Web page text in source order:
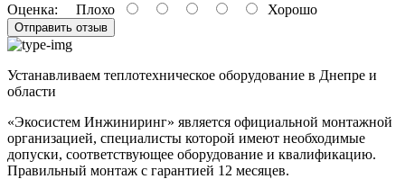
Оценка: Плохо Хорошо
Отправить отзыв
Устанавливаем теплотехническое оборудование в Днепре и
области
«Экосистем Инжиниринг» является официальной монтажной
организацией, специалисты которой имеют необходимые
допуски, соответствующее оборудование и квалификацию.
Правильный монтаж с гарантией 12 месяцев.